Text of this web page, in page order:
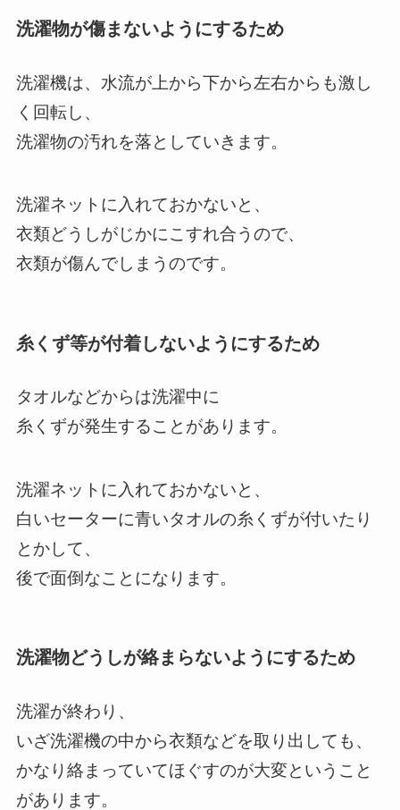
洗濯物が傷まないようにするため
洗濯機は、水流が上から下から左右からも激し
く回転し、
洗濯物の汚れを落としていきます。
洗濯ネットに入れておかないと、
衣類どうしがじかにこすれ合うので、
衣類が傷んでしまうのです。
糸くず等が付着しないようにするため
タオルなどからは洗濯中に
糸くずが発生することがあります。
洗濯ネットに入れておかないと、
白いセーターに青いタオルの糸くずが付いたり
とかして、
後で面倒なことになります。
洗濯物どうしが絡まらないようにするため
洗濯が終わり、
いざ洗濯機の中から衣類などを取り出しても、
かなり絡まっていてほぐすのが大変ということ
があります。